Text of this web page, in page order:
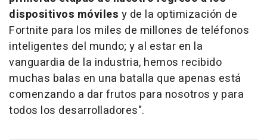
dispositivos móviles y de la optimización de
Fortnite para los miles de millones de teléfonos
inteligentes del mundo; y al estar en la
vanguardia de la industria, hemos recibido
muchas balas en una batalla que apenas está
comenzando a dar frutos para nosotros y para
todos los desarrolladores".